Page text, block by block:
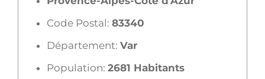
Code Postal: 83340
Département: Var
Population: 2681 Habitants